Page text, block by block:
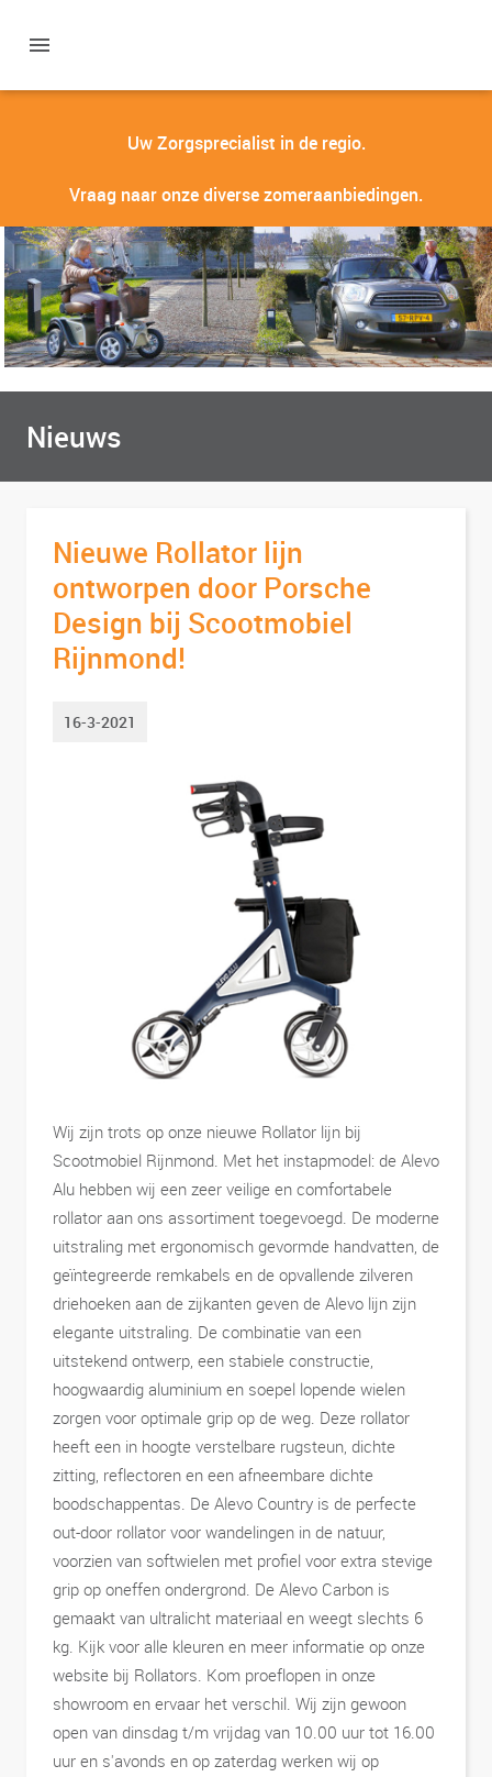
Uw Zorgsprecialist in de regio.
Vraag naar onze diverse zomeraanbiedingen.
Nieuws
Nieuwe Rollator lijn
ontworpen door Porsche
Design bij Scootmobiel
Rijnmond!
16-3-2021
Wij zijn trots op onze nieuwe Rollator lijn bij
Scootmobiel Rijnmond. Met het instapmodel: de Alevo
Alu hebben wij een zeer veilige en comfortabele
rollator aan ons assortiment toegevoegd. De moderne
uitstraling met ergonomisch gevormde handvatten, de
geïntegreerde remkabels en de opvallende zilveren
driehoeken aan de zijkanten geven de Alevo lijn zijn
elegante uitstraling. De combinatie van een
uitstekend ontwerp, een stabiele constructie,
hoogwaardig aluminium en soepel lopende wielen
zorgen voor optimale grip op de weg. Deze rollator
heeft een in hoogte verstelbare rugsteun, dichte
zitting, reflectoren en een afneembare dichte
boodschappentas. De Alevo Country is de perfecte
out-door rollator voor wandelingen in de natuur,
voorzien van softwielen met profiel voor extra stevige
grip op oneffen ondergrond. De Alevo Carbon is
gemaakt van ultralicht materiaal en weegt slechts 6
kg. Kijk voor alle kleuren en meer informatie op onze
website bij Rollators. Kom proeflopen in onze
showroom en ervaar het verschil. Wij zijn gewoon
open van dinsdag t/m vrijdag van 10.00 uur tot 16.00
uur en s'avonds en op zaterdag werken wij op